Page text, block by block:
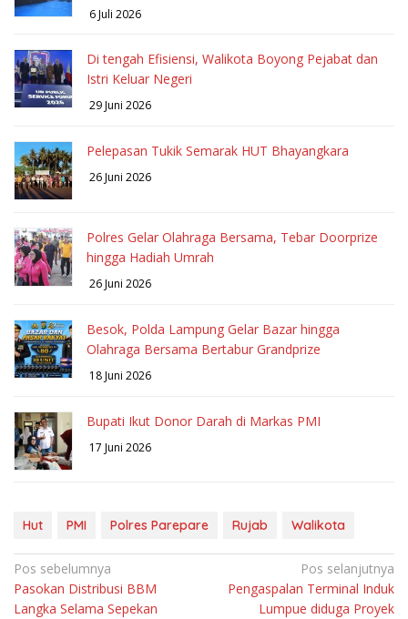
6 Juli 2026
Di tengah Efisiensi, Walikota Boyong Pejabat dan
Istri Keluar Negeri
29 Juni 2026
Pelepasan Tukik Semarak HUT Bhayangkara
26 Juni 2026
Polres Gelar Olahraga Bersama, Tebar Doorprize
hingga Hadiah Umrah
26 Juni 2026
Besok, Polda Lampung Gelar Bazar hingga
Olahraga Bersama Bertabur Grandprize
18 Juni 2026
Bupati Ikut Donor Darah di Markas PMI
17 Juni 2026
Hut PMI Polres Parepare Rujab Walikota
Navigasi
pos
Pos sebelumnya
Pasokan Distribusi BBM
Langka Selama Sepekan
Pos selanjutnya
Pengaspalan Terminal Induk
Lumpue diduga Proyek